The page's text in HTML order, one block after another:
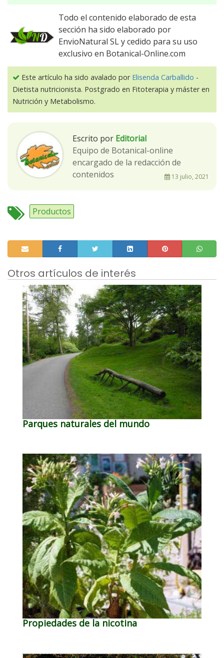
Todo el contenido elaborado de esta
sección ha sido elaborado por
EnvioNatural SL y cedido para su uso
exclusivo en Botanical-Online.com
Este artículo ha sido avalado por Elisenda Carballido -
Dietista nutricionista. Postgrado en Fitoterapia y máster en
Nutrición y Metabolismo.
Escrito por Editorial
Equipo de Botanical-online
encargado de la redacción de
contenidos
13 julio, 2021
Productos
Otros artículos de interés
Parques naturales del mundo
Propiedades de la nicotina